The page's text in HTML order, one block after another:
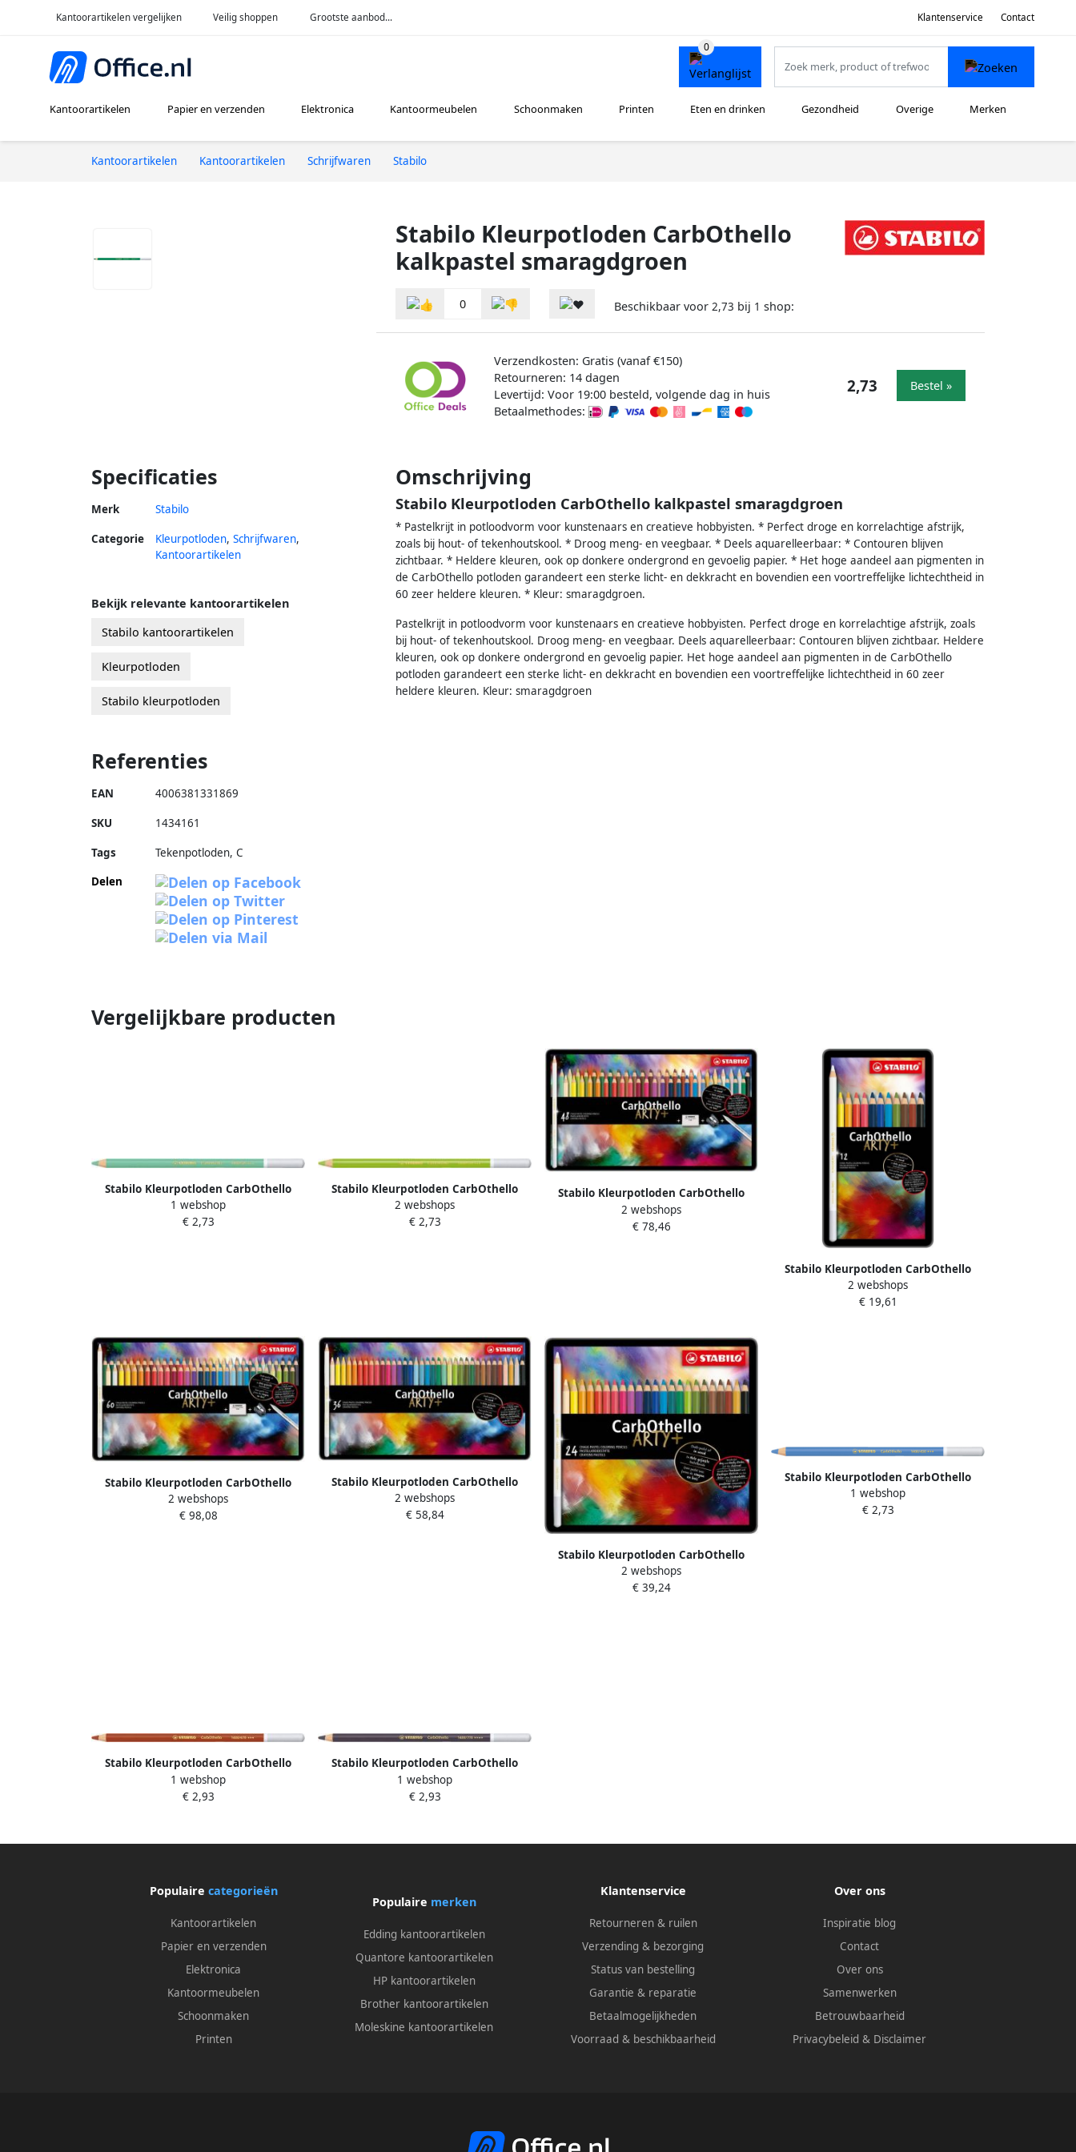
Kantoorartikelen vergelijken Veilig shoppen Grootste aanbod... Klantenservice Contact
Kantoorartikelen Papier en verzenden Elektronica Kantoormeubelen Schoonmaken Printen Eten en drinken Gezondheid Overige Merken
Kantoorartikelen Kantoorartikelen Schrijfwaren Stabilo
Stabilo Kleurpotloden CarbOthello
kalkpastel smaragdgroen
0 Beschikbaar voor 2,73 bij 1 shop:
Verzendkosten: Gratis (vanaf €150)
Retourneren: 14 dagen
Levertijd: Voor 19:00 besteld, volgende dag in huis
Betaalmethodes:
2,73 Bestel »
Specificaties
Merk Stabilo
Categorie Kleurpotloden, Schrijfwaren,
Kantoorartikelen
Omschrijving
Stabilo Kleurpotloden CarbOthello kalkpastel smaragdgroen
* Pastelkrijt in potloodvorm voor kunstenaars en creatieve hobbyisten. * Perfect droge en korrelachtige afstrijk,
zoals bij hout- of tekenhoutskool. * Droog meng- en veegbaar. * Deels aquarelleerbaar: * Contouren blijven
zichtbaar. * Heldere kleuren, ook op donkere ondergrond en gevoelig papier. * Het hoge aandeel aan pigmenten in
de CarbOthello potloden garandeert een sterke licht- en dekkracht en bovendien een voortreffelijke lichtechtheid in
60 zeer heldere kleuren. * Kleur: smaragdgroen.
Pastelkrijt in potloodvorm voor kunstenaars en creatieve hobbyisten. Perfect droge en korrelachtige afstrijk, zoals
bij hout- of tekenhoutskool. Droog meng- en veegbaar. Deels aquarelleerbaar: Contouren blijven zichtbaar. Heldere
kleuren, ook op donkere ondergrond en gevoelig papier. Het hoge aandeel aan pigmenten in de CarbOthello
potloden garandeert een sterke licht- en dekkracht en bovendien een voortreffelijke lichtechtheid in 60 zeer
heldere kleuren. Kleur: smaragdgroen
Bekijk relevante kantoorartikelen
Stabilo kantoorartikelen
Kleurpotloden
Stabilo kleurpotloden
Referenties
EAN 4006381331869
SKU 1434161
Tags
Tekenpotloden, C
Delen
Vergelijkbare producten
Stabilo Kleurpotloden CarbOthello
kalkpastel lichtsmaragdgroen
1 webshop
€ 2,73
Stabilo Kleurpotloden CarbOthello
kalkpastel middenloofgroen
2 webshops
€ 2,73
Stabilo Kleurpotloden CarbOthello
kalkpastel assorti blik Ã 48 stuks
2 webshops
€ 78,46
Stabilo Kleurpotloden CarbOthello
kalkpastel assorti blik Ã 12 stuks
2 webshops
€ 19,61
Stabilo Kleurpotloden CarbOthello
kalkpastel assorti blik Ã 60 stuks
2 webshops
€ 98,08
Stabilo Kleurpotloden CarbOthello
kalkpastel assorti blik Ã 36 stuks
2 webshops
€ 58,84
Stabilo Kleurpotloden CarbOthello
kalkpastel assorti blik Ã 24 stuks
2 webshops
€ 39,24
Stabilo Kleurpotloden CarbOthello
kalkpastel korenbloem blauw
1 webshop
€ 2,73
Stabilo Kleurpotloden CarbOthello
kalkpastel gebrand sienna
1 webshop
€ 2,93
Stabilo Kleurpotloden CarbOthello
kalkpastel payne's grijs
1 webshop
€ 2,93
Populaire categorieën
Kantoorartikelen
Papier en verzenden
Elektronica
Kantoormeubelen
Schoonmaken
Printen
Populaire merken
Edding kantoorartikelen
Quantore kantoorartikelen
HP kantoorartikelen
Brother kantoorartikelen
Moleskine kantoorartikelen
Klantenservice
Retourneren & ruilen
Verzending & bezorging
Status van bestelling
Garantie & reparatie
Betaalmogelijkheden
Voorraad & beschikbaarheid
Over ons
Inspiratie blog
Contact
Over ons
Samenwerken
Betrouwbaarheid
Privacybeleid & Disclaimer